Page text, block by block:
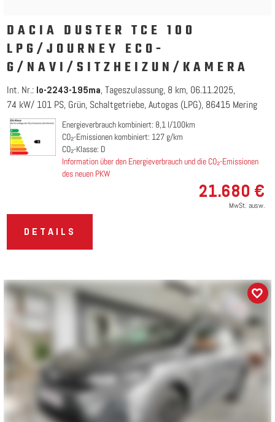
DACIA DUSTER TCE 100
LPG/JOURNEY ECO-
G/NAVI/SITZHEIZUN/KAMERA
Int. Nr.: lo-2243-195ma Tageszulassung 8 km 06.11.2025
74 kW/ 101 PS Grün Schaltgetriebe Autogas (LPG) 86415 Mering
Energieverbrauch kombiniert: 8,1 l/100km
CO₂-Emissionen kombiniert: 127 g/km
CO₂-Klasse: D
Information über den Energieverbrauch und die CO₂-Emissionen
des neuen PKW
21.680 €
MwSt. ausw.
DETAILS